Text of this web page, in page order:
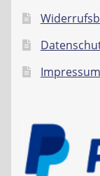
Impressum